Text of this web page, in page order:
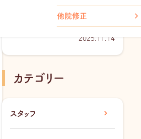
他院修正
膿がパンパンのニキビ対処法
2025.11.14
カテゴリー
スタッフ